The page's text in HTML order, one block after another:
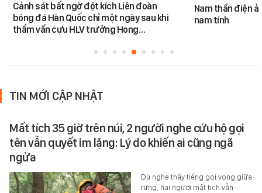
Cảnh sát bất ngờ đột kích Liên đoàn
bóng đá Hàn Quốc chỉ một ngày sau khi
thẩm vấn cựu HLV trưởng Hong…
Nam thần điện
nam tính
TIN MỚI CẬP NHẬT
Mất tích 35 giờ trên núi, 2 người nghe cứu hộ gọi
tên vẫn quyết im lặng: Lý do khiến ai cũng ngã
ngửa
Dù nghe thấy tiếng gọi vọng giữa
rừng, hai người mất tích vẫn